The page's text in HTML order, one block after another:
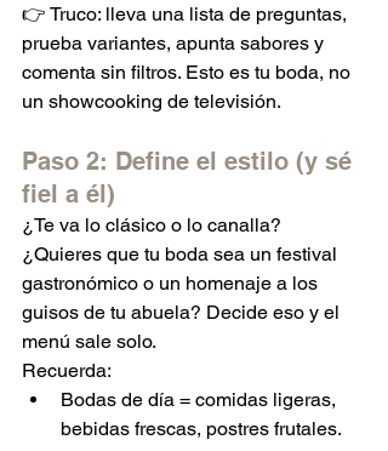
👉 Truco: lleva una lista de preguntas,
prueba variantes, apunta sabores y
comenta sin filtros. Esto es tu boda, no
un showcooking de televisión.
Paso 2: Define el estilo (y sé
fiel a él)
¿Te va lo clásico o lo canalla?
¿Quieres que tu boda sea un festival
gastronómico o un homenaje a los
guisos de tu abuela? Decide eso y el
menú sale solo.
Recuerda:
Bodas de día = comidas ligeras,
bebidas frescas, postres frutales.